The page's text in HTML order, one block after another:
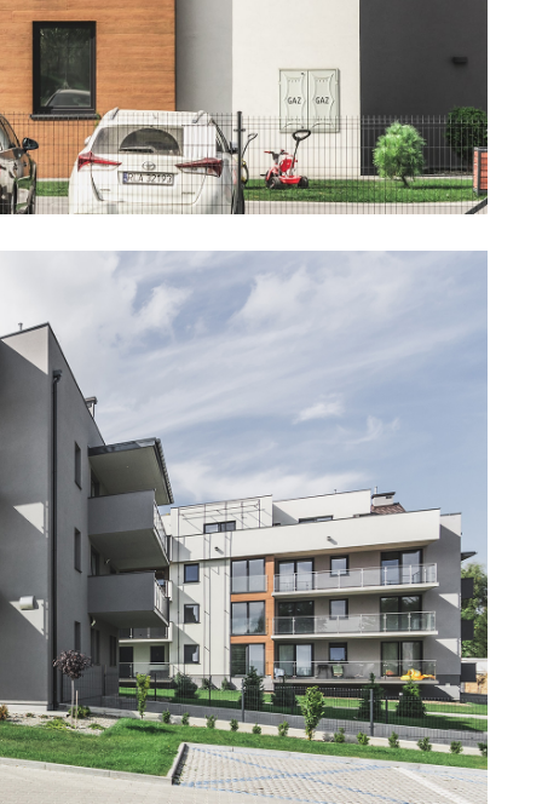
jednorodzinnych
Górki I